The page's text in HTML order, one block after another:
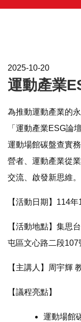
2025-10-20
運動產業
為推動運動產業的
「運動產業ESG論
運動場館碳盤查實
營者、運動產業從
交流、啟發新思維。
【活動日期】114
【活動地點】集思
屯區文心路二段107
【主講人】周宇輝
【議程亮點】
運動場館